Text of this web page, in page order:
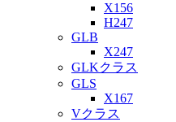
X156
H247
GLB
X247
GLKクラス
GLS
X167
Vクラス